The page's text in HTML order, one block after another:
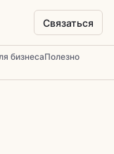
Связаться
бизнесаПолезно